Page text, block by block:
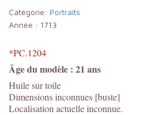
Catégorie: Portraits
Année : 1713
*PC.1204
Âge du modèle : 21 ans
Huile sur toile
Dimensions inconnues [buste]
Localisation actuelle inconnue.